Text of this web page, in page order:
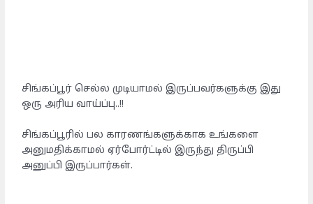
சிங்கப்பூர் செல்ல முடியாமல் இருப்பவர்களுக்கு இது
ஒரு அரிய வாய்ப்பு..!!
சிங்கப்பூரில் பல காரணங்களுக்காக உங்களை
அனுமதிக்காமல் ஏர்போர்ட்டில் இருந்து திருப்பி
அனுப்பி இருப்பார்கள்.